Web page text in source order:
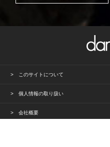
このサイトについて
個人情報の取り扱い
会社概要